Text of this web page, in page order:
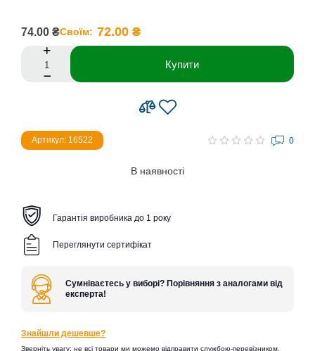
74.00 ₴Своїм: 72.00 ₴
Купити
Артикул: 16522 0
В наявності
Гарантія виробника до 1 року
Переглянути сертифікат
Сумніваєтесь у виборі? Порівняння з аналогами від
експерта!
Знайшли дешевше?
Зверніть увагу: не всі товари ми можемо відправити службою-перевізником.